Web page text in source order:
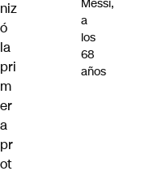
niz
ó
la
pri
m
er
a
pr
ot
Messi,
a
los
68
años